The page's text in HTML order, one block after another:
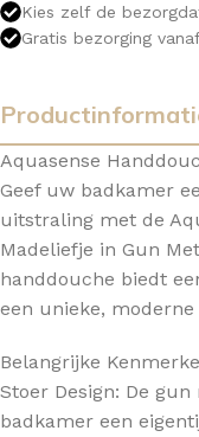
Kies zelf de
Gratis bezorging
Aquasense
Geef uw badkamer
uitstraling met de
Madeliefje in Gun
handdouche biedt
een unieke,
Belangrijke
Stoer Design: De
badkamer een